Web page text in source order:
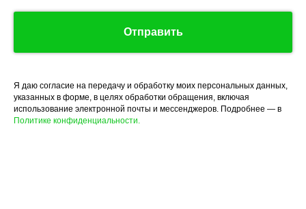
Отправить
Я даю согласие на передачу и обработку моих персональных данных,
указанных в форме, в целях обработки обращения, включая
использование электронной почты и мессенджеров. Подробнее — в
Политике конфиденциальности.